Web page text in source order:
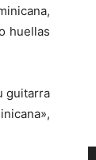
huellas
guitarra